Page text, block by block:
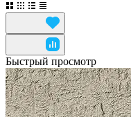
Быстрый просмотр